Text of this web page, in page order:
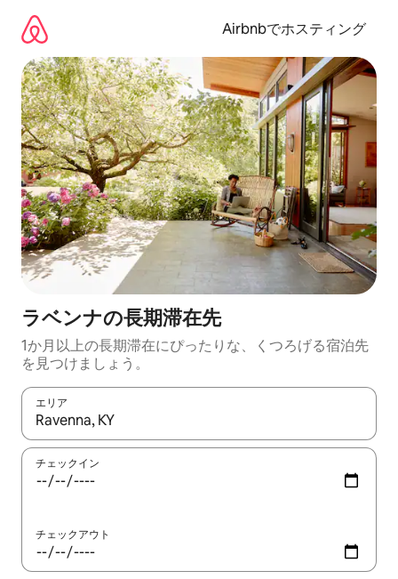
Airbnbでホスティング
ラベンナの長期滞在先
1か月以上の長期滞在にぴったりな、くつろげる宿泊先
を見つけましょう。
エリア
検索結果が表示されたら、上下の矢印キーを使って移動するか
チェックイン
チェックアウト